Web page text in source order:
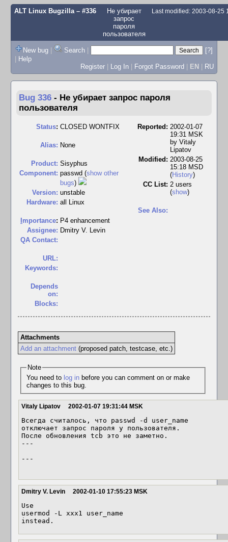
ALT Linux Bugzilla– #336
Не убирает
запрос
пароля
пользователя
Last modified: 2003-08-25
New bug | Search |
[?]
| Help
Register | Log In | Forgot Password | EN | RU
Bug 336 - Не убирает запрос пароля
пользователя
Status: CLOSED WONTFIX
Alias: None
Product: Sisyphus
Component: passwd (show other
bugs)
Version: unstable
Hardware: all Linux
mportance: P4 enhancement
Assignee: Dmitry V. Levin
QA Contact:
URL:
Keywords:
Depends
on:
Blocks:
Reported: 2002-01-07
19:31 MSK
by Vitaly
Lipatov
Modified: 2003-08-25
15:18 MSD
(History)
CC List: 2 users
(show)
See Also:
Attachments
Add an attachment(proposed patch, testcase, etc.)
Note
You need to log inbefore you can comment on or make
changes to this bug.
Vitaly Lipatov 2002-01-07 19:31:44 MSK
Всегда считалось, что passwd -d user_name
отключает запрос пароля у пользователя.
После обновления tcb это не заметно.
---
---
Dmitry V. Levin 2002-01-10 17:55:23 MSK
Use
usermod -L xxx1 user_name
instead.